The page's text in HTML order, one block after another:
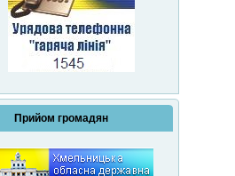
Прийом громадян